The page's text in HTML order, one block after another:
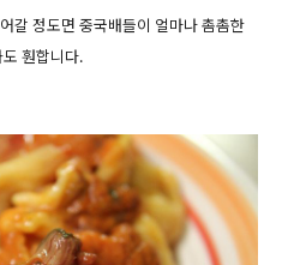
갈 정도면 중국배들이 얼마나 촘촘한
훤합니다.